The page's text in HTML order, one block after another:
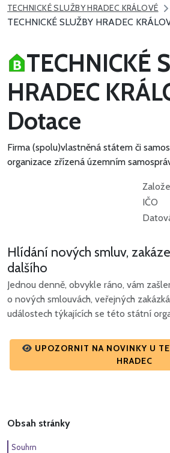
TECHNICKÉ SLUŽBY HRADEC KRÁLOVÉ
TECHNICKÉ SLUŽBY HRADEC
TECHNICKÉ
HRADEC
Dotace
Firma (spolu)vlastněná státem či
organizace zřízená územním
IČO
Hlídání nových smluv,
dalšího
Jednou denně, obvykle ráno, vám
o nových smlouvách, veřejných
událostech týkajících se této státní
UPOZORNIT NA NOVINKY U
HRADEC
Obsah stránky
Souhrn